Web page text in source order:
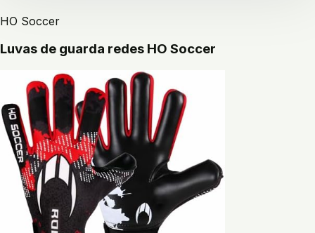
HO Soccer
Luvas de guarda redes HO Soccer